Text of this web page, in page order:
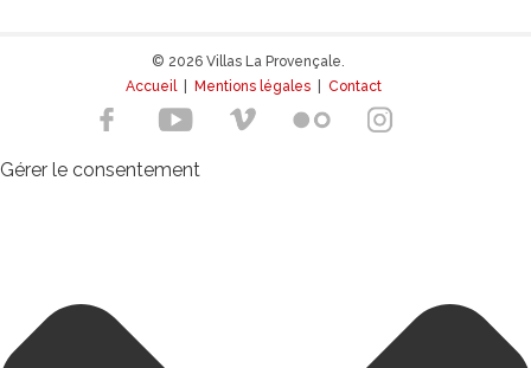
© 2026 Villas La Provençale.
Accueil| Mentions légales Contact
Gérer le consentement